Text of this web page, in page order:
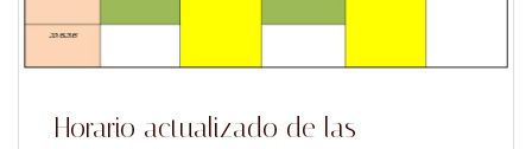
Horario actualizado de las